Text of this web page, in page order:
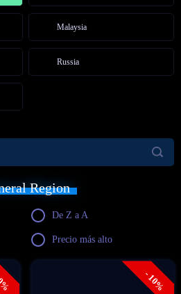
Malaysia
Russia
Region
De Z a A
Precio más alto
- 10%